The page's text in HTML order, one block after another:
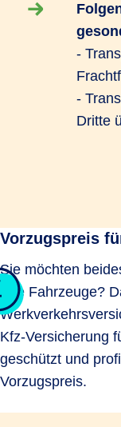
-
-
Dritte
Vorzugspreis
Sie möchten
Ihre Fahrzeuge?
Kfz-Versicherung
geschützt und
Vorzugspreis.